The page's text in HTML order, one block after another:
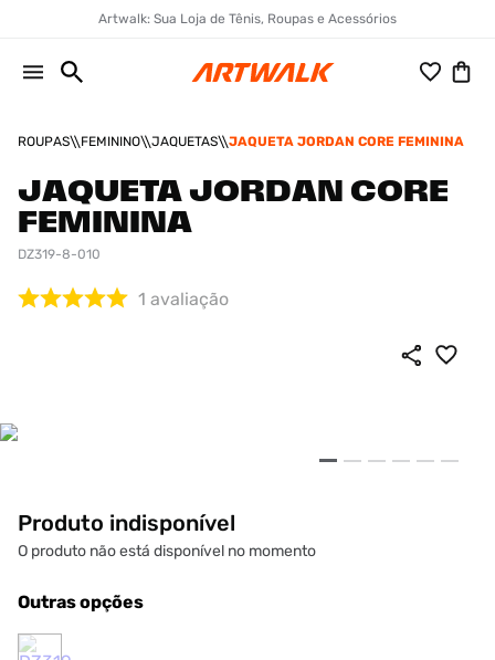
Artwalk: Sua Loja de Tênis, Roupas e Acessórios
ROUPAS FEMININO JAQUETAS JAQUETA JORDAN CORE FEMININA
JAQUETA JORDAN CORE
FEMININA
DZ319-8-010
1 avaliação
Produto indisponível
O produto não está disponível no momento
Outras opções